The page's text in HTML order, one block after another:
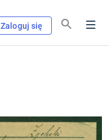
Zaloguj się